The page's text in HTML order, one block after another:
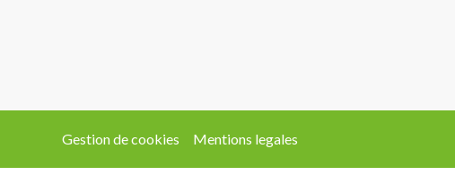
Mentions legales
Gestion de cookies